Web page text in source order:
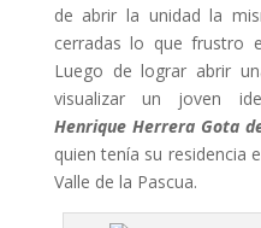
de abrir la unidad la
cerradas lo que frustro
Luego de lograr abrir
visualizar un joven
Henrique Herrera Gota
quien tenía su residencia
Valle de la Pascua.